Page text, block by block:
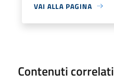
VAI ALLA PAGINA
Contenuti correlati